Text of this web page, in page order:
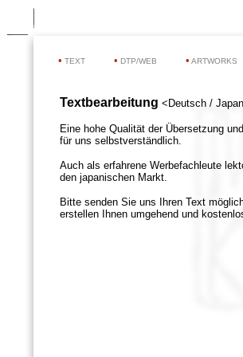
• DTP/WEB
• TEXT • ARTWORKS
Textbearbeitung <Deutsch /
Eine hohe Qualität der Übersetzung
für uns selbstverständlich.
Auch als erfahrene Werbefachleute
den japanischen Markt.
Bitte senden Sie uns Ihren Text
erstellen Ihnen umgehend und